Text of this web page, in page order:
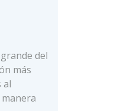
del
más
al